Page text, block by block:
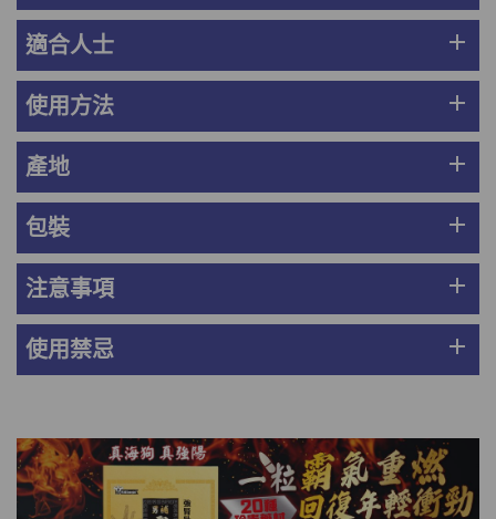
草姬 調經緊緻寶(27年2月到期)
HKD$169
HKD$369
加入購物車
男補精力丸5:1 (到期日2028年1月)
HKD$169 加入購物車
理膚泉 無香大哥大防曬 50ml (2027年4
此商品最多可加購1件
HKD$145
(到期日2027年2月)
此商品最多可加購1件
HKD$85 加入購物車
適合人士 add
使用方法 add
產地 add
包裝 add
注意事項 add
使用禁忌 add